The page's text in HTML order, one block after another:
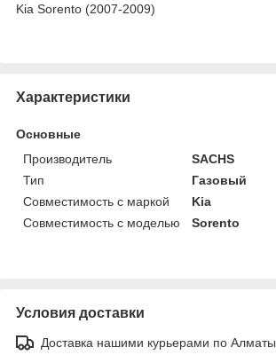
Kia Sorento (2007-2009)
Характеристики
Основные
Производитель
SACHS
Тип
Газовый
Совместимость с маркой
Kia
Совместимость с моделью
Sorento
Условия доставки
Доставка нашими курьерами по Алматы